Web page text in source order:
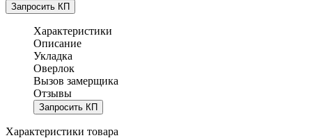
Запросить КП
Характеристики
Описание
Укладка
Оверлок
Вызов замерщика
Отзывы
Запросить КП
Характеристики товара